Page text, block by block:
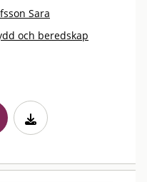
Sara
och beredskap